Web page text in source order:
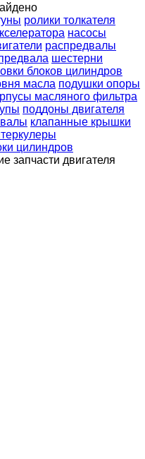
ролики толкателя
насосы
распредвалы
шестерни
блоков цилиндров
масла подушки опоры
масляного фильтра
поддоны двигателя
клапанные крышки
цилиндров
запчасти двигателя